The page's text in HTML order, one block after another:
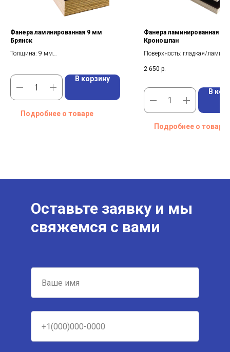
Фанера ламинированная 9 мм
Брянск
Толщина: 9 мм
Формат: 3000*1500 ммВ корзину
Подробнее о товаре
Фанера ламинированная
Кроношпан
Поверхность: гладкая/
Плотность пленки: 120 г/м²
2 650 р.
В
Подробнее о товаре
Оставьте заявку и мы
свяжемся с вами